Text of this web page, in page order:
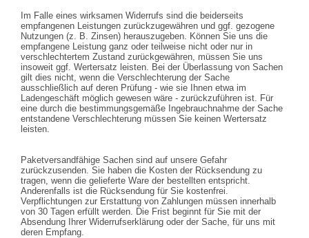
Im Falle eines wirksamen Widerrufs sind die beiderseits
empfangenen Leistungen zurückzugewähren und ggf. gezogene
Nutzungen (z. B. Zinsen) herauszugeben. Können Sie uns die
empfangene Leistung ganz oder teilweise nicht oder nur in
verschlechtertem Zustand zurückgewähren, müssen Sie uns
insoweit ggf. Wertersatz leisten. Bei der Überlassung von Sachen
gilt dies nicht, wenn die Verschlechterung der Sache
ausschließlich auf deren Prüfung - wie sie Ihnen etwa im
Ladengeschäft möglich gewesen wäre - zurückzuführen ist. Für
eine durch die bestimmungsgemäße Ingebrauchnahme der Sache
entstandene Verschlechterung müssen Sie keinen Wertersatz
leisten.
Paketversandfähige Sachen sind auf unsere Gefahr
zurückzusenden. Sie haben die Kosten der Rücksendung zu
tragen, wenn die gelieferte Ware der bestellten entspricht.
Anderenfalls ist die Rücksendung für Sie kostenfrei.
Verpflichtungen zur Erstattung von Zahlungen müssen innerhalb
von 30 Tagen erfüllt werden. Die Frist beginnt für Sie mit der
Absendung Ihrer Widerrufserklärung oder der Sache, für uns mit
deren Empfang.